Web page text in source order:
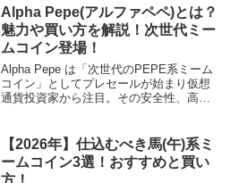
方法の含めて初心者にもわかりやすく解
説していきます。
Alpha Pepe(アルファペペ)とは？
魅力や買い方を解説！次世代ミー
ムコイン登場！
Alpha Pepe は「次世代のPEPE系ミーム
コイン」としてプレセールが始まり仮想
通貨投資家から注目。その安全性、高利
ぜ注目され、期待されているのかを購入
方法の含めて初心者にもわかりやすく解
説。
【2026年】仕込むべき馬(午)系ミ
ームコイン3選！おすすめと買い
方！